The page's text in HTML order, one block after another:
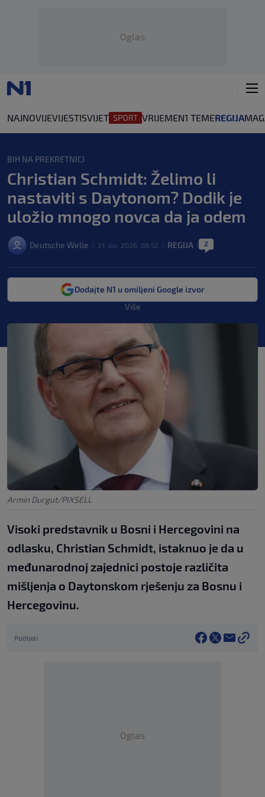
Oglas
NAJNOVIJEVIJESTISVIJET VRIJEMEN1 TEMEREGIJA
BIH NA PREKRETNICI
Christian Schmidt: Želimo li
nastaviti s Daytonom? Dodik je
uložio mnogo novca da ja odem
Deutsche Welle 21. svi. 2026. 08:52 REGIJA 2
Dodajte N1 u omiljeni Google izvor
Više
Armin Durgut/PIXSELL
Visoki predstavnik u Bosni i Hercegovini na
odlasku, Christian Schmidt, istaknuo je da u
međunarodnoj zajednici postoje različita
mišljenja o Daytonskom rješenju za Bosnu i
Hercegovinu.
Podijeli
Oglas